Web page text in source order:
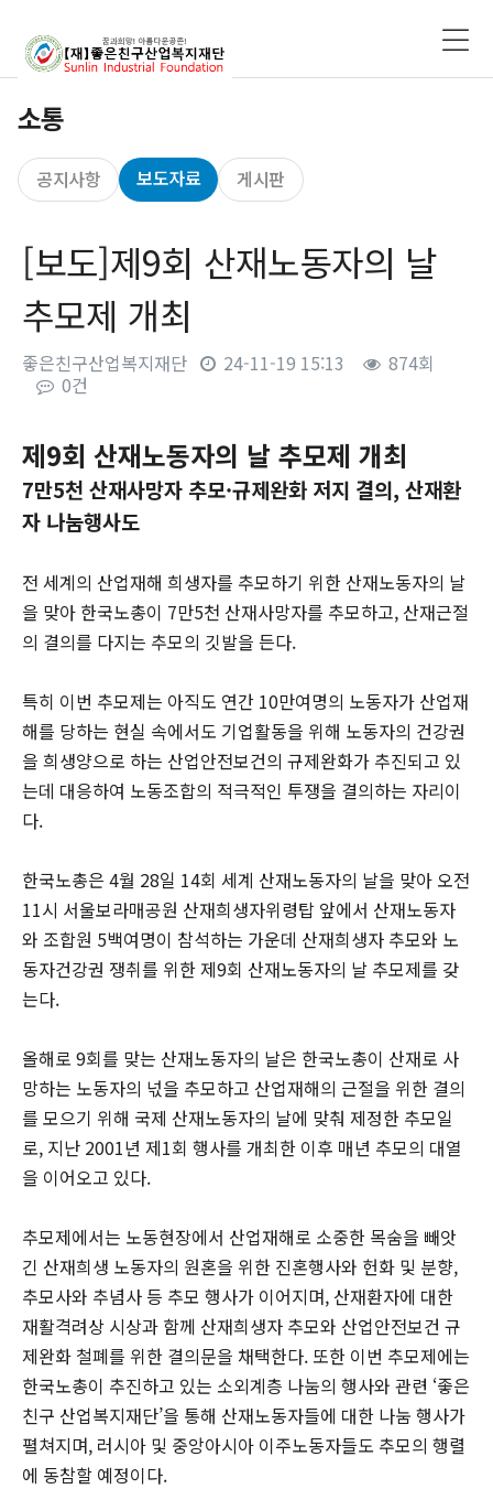
소통
공지사항 보도자료 게시판
[보도]제9회 산재노동자의 날
추모제 개최
좋은친구산업복지재단 24-11-19 15:13
874회
0건
본문
제9회 산재노동자의 날 추모제 개최
7만5천 산재사망자 추모·규제완화 저지 결의, 산재환
자 나눔행사도
전 세계의 산업재해 희생자를 추모하기 위한 산재노동자의 날
을 맞아 한국노총이 7만5천 산재사망자를 추모하고, 산재근절
의 결의를 다지는 추모의 깃발을 든다.
특히 이번 추모제는 아직도 연간 10만여명의 노동자가 산업재
해를 당하는 현실 속에서도 기업활동을 위해 노동자의 건강권
을 희생양으로 하는 산업안전보건의 규제완화가 추진되고 있
는데 대응하여 노동조합의 적극적인 투쟁을 결의하는 자리이
다.
한국노총은 4월 28일 14회 세계 산재노동자의 날을 맞아 오전
11시 서울보라매공원 산재희생자위령탑 앞에서 산재노동자
와 조합원 5백여명이 참석하는 가운데 산재희생자 추모와 노
동자건강권 쟁취를 위한 제9회 산재노동자의 날 추모제를 갖
는다.
올해로 9회를 맞는 산재노동자의 날은 한국노총이 산재로 사
망하는 노동자의 넋을 추모하고 산업재해의 근절을 위한 결의
를 모으기 위해 국제 산재노동자의 날에 맞춰 제정한 추모일
로, 지난 2001년 제1회 행사를 개최한 이후 매년 추모의 대열
을 이어오고 있다.
추모제에서는 노동현장에서 산업재해로 소중한 목숨을 빼앗
긴 산재희생 노동자의 원혼을 위한 진혼행사와 헌화 및 분향,
추모사와 추념사 등 추모 행사가 이어지며, 산재환자에 대한
재활격려상 시상과 함께 산재희생자 추모와 산업안전보건 규
제완화 철폐를 위한 결의문을 채택한다. 또한 이번 추모제에는
한국노총이 추진하고 있는 소외계층 나눔의 행사와 관련 ‘좋은
친구 산업복지재단’을 통해 산재노동자들에 대한 나눔 행사가
펼쳐지며, 러시아 및 중앙아시아 이주노동자들도 추모의 행렬
에 동참할 예정이다.